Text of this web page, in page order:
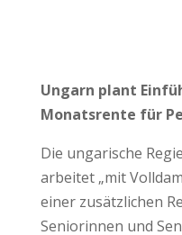
Ungarn plant
Monatsrente für
Die ungarische
arbeitet „mit
einer zusätzlichen
Seniorinnen und